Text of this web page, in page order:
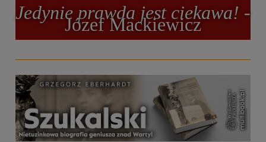
Jedynie prawda jest ciekawa! -
Józef Mackiewicz